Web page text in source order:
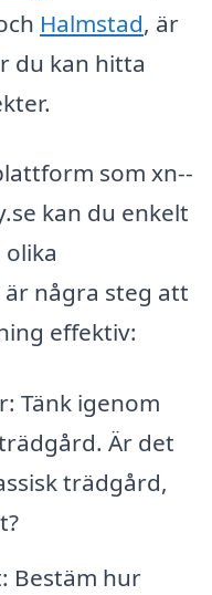
Halmstad, är
du kan hitta
som xn--
kan du enkelt
några steg att
effektiv:
Tänk igenom
Är det
trädgård,
Bestäm hur